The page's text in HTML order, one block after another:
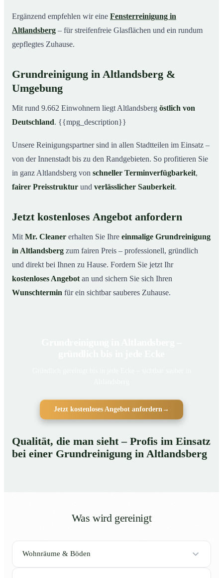
Ergänzend empfehlen wir eine Fensterreinigung in
Altlandsberg – für streifenfreie Glasflächen und ein rundum
gepflegtes Zuhause.
Grundreinigung in Altlandsberg &
Umgebung
Mit rund 9.662 Einwohnern liegt Altlandsberg östlich von
Deutschland. {{mpg_description}}
Unsere Reinigungspartner sind in allen Stadtteilen im Einsatz –
von der Innenstadt bis zu den Randgebieten. So profitieren Sie
in ganz Altlandsberg von schneller Terminverfügbarkeit,
fairer Preisstruktur und verlässlicher Sauberkeit.
Jetzt kostenloses Angebot anfordern
Mit Mr. Cleaner erhalten Sie Ihre einmalige Grundreinigung
in Altlandsberg zum fairen Preis – professionell, gründlich
und direkt bei Ihnen zu Hause. Fordern Sie jetzt Ihr
kostenloses Angebot an und sichern Sie sich Ihren
Wunschtermin für ein sichtbar sauberes Zuhause.
Jetzt kostenloses Angebot anfordern →
Qualität, die man sieht – Profis im Einsatz
bei einer Grundreinigung in Altlandsberg
Was wird gereinigt
Wohnräume & Böden